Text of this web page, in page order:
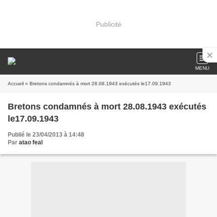
Publicité
MENU
Accueil » Bretons condamnés à mort 28.08.1943 exécutés le17.09.1943
Bretons condamnés à mort 28.08.1943 exécutés
le17.09.1943
Publié le 23/04/2013 à 14:48
Par atao feal